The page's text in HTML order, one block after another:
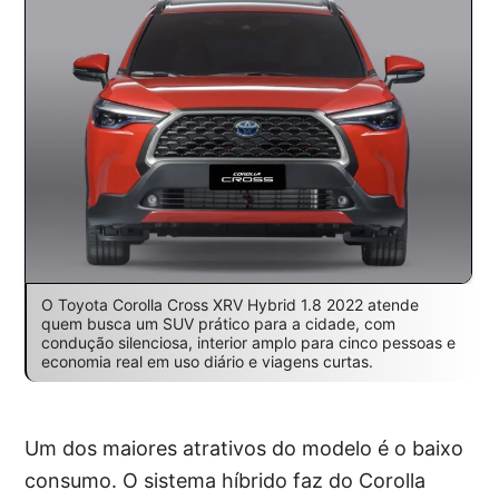
O Toyota Corolla Cross XRV Hybrid 1.8 2022 atende
quem busca um SUV prático para a cidade, com
condução silenciosa, interior amplo para cinco pessoas e
economia real em uso diário e viagens curtas.
Um dos maiores atrativos do modelo é o baixo
consumo. O sistema híbrido faz do Corolla